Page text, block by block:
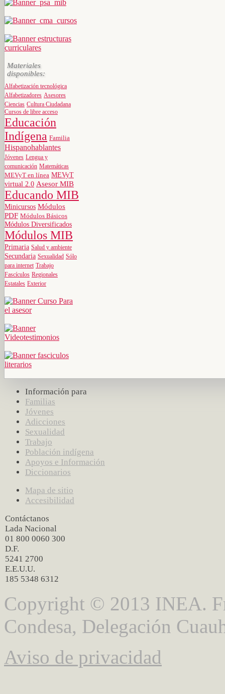
Materiales
disponibles:
Alfabetización tecnológica
Alfabetizadores Asesores
Ciencias Cultura Ciudadana
Cursos de libre acceso
Educación
Indígena Familia
Hispanohablantes
Jóvenes Lengua y
comunicación Matemáticas
MEVyT en línea MEVyT
virtual 2.0 Asesor MIB
Educando MIB
Minicursos Módulos
PDF Módulos Básicos
Módulos Diversificados
Módulos MIB
Primaria Salud y ambiente
Secundaria Sexualidad Sólo
para internet Trabajo
Fascículos Regionales
Estatales Exterior
Información para
Familias
Jóvenes
Adicciones
Sexualidad
Trabajo
Población indígena
Apoyos e Información
Diccionarios
Mapa de sitio
Accesibilidad
Contáctanos
Lada Nacional
01 800 0060 300
D.F.
5241 2700
E.E.U.U.
185 5348 6312
Copyright © 2013 INEA.
Condesa, Delegación
Aviso de privacidad